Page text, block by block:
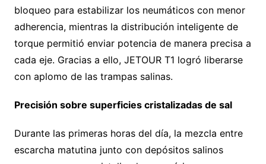
bloqueo para estabilizar los neumáticos con menor
adherencia, mientras la distribución inteligente de
torque permitió enviar potencia de manera precisa a
cada eje. Gracias a ello, JETOUR T1 logró liberarse
con aplomo de las trampas salinas.
Precisión sobre superficies cristalizadas de sal
Durante las primeras horas del día, la mezcla entre
escarcha matutina junto con depósitos salinos